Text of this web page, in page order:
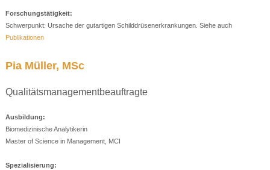
Forschungstätigkeit:
Schwerpunkt: Ursache der gutartigen Schilddrüsenerkrankungen. Siehe auch
Publikationen
Pia Müller, MSc
Qualitätsmanagementbeauftragte
Ausbildung:
Biomedizinische Analytikerin
Master of Science in Management, MCI
Spezialisierung: